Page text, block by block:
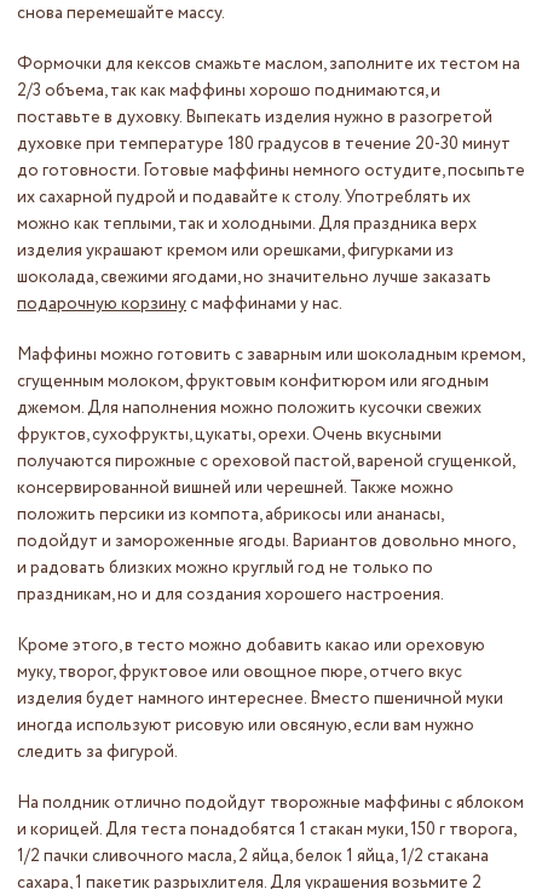
снова перемешайте массу.
Формочки для кексов смажьте маслом, заполните их тестом на
2/3 объема, так как маффины хорошо поднимаются, и
поставьте в духовку. Выпекать изделия нужно в разогретой
духовке при температуре 180 градусов в течение 20-30 минут
до готовности. Готовые маффины немного остудите, посыпьте
их сахарной пудрой и подавайте к столу. Употреблять их
можно как теплыми, так и холодными. Для праздника верх
изделия украшают кремом или орешками, фигурками из
шоколада, свежими ягодами, но значительно лучше заказать
подарочную корзинус маффинами у нас.
Маффины можно готовить с заварным или шоколадным кремом,
сгущенным молоком, фруктовым конфитюром или ягодным
джемом. Для наполнения можно положить кусочки свежих
фруктов, сухофрукты, цукаты, орехи. Очень вкусными
получаются пирожные с ореховой пастой, вареной сгущенкой,
консервированной вишней или черешней. Также можно
положить персики из компота, абрикосы или ананасы,
подойдут и замороженные ягоды. Вариантов довольно много,
и радовать близких можно круглый год не только по
праздникам, но и для создания хорошего настроения.
Кроме этого, в тесто можно добавить какао или ореховую
муку, творог, фруктовое или овощное пюре, отчего вкус
изделия будет намного интереснее. Вместо пшеничной муки
иногда используют рисовую или овсяную, если вам нужно
следить за фигурой.
На полдник отлично подойдут творожные маффины с яблоком
и корицей. Для теста понадобятся 1 стакан муки, 150 г творога,
1/2 пачки сливочного масла, 2 яйца, белок 1 яйца, 1/2 стакана
сахара, 1 пакетик разрыхлителя. Для украшения возьмите 2